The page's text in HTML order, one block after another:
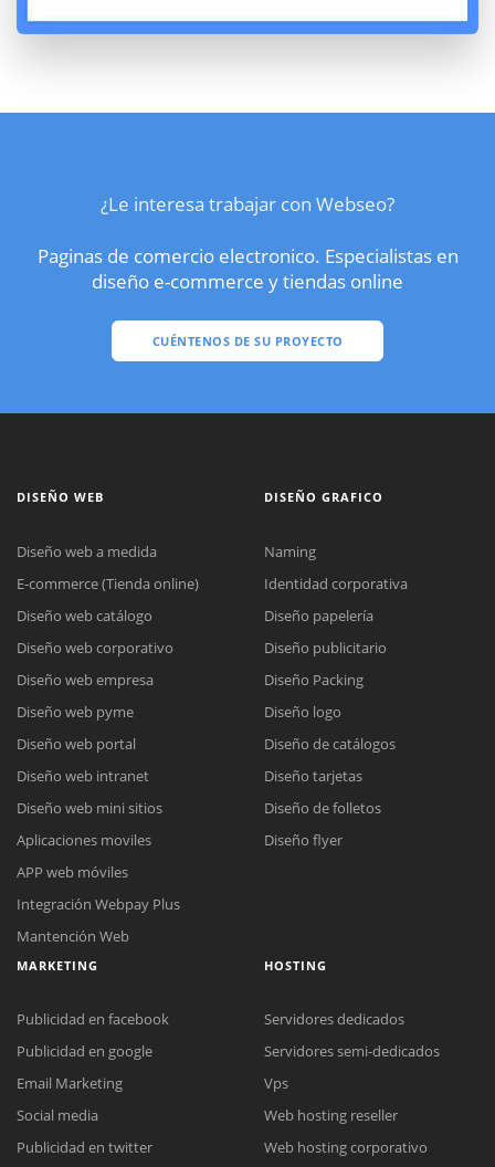
¿Le interesa trabajar con Webseo?
Paginas de comercio electronico. Especialistas en
diseño e-commerce y tiendas online
CUÉNTENOS DE SU PROYECTO
DISEÑO WEB
Diseño web a medida
E-commerce (Tienda online)
Diseño web catálogo
Diseño web corporativo
Diseño web empresa
Diseño web pyme
Diseño web portal
Diseño web intranet
Diseño web mini sitios
Aplicaciones moviles
APP web móviles
Integración Webpay Plus
Mantención Web
DISEÑO GRAFICO
Naming
Identidad corporativa
Diseño papelería
Diseño publicitario
Diseño Packing
Diseño logo
Diseño de catálogos
Diseño tarjetas
Diseño de folletos
Diseño flyer
MARKETING
Publicidad en facebook
Publicidad en google
Email Marketing
Social media
Publicidad en twitter
HOSTING
Servidores dedicados
Servidores semi-dedicados
Vps
Web hosting reseller
Web hosting corporativo